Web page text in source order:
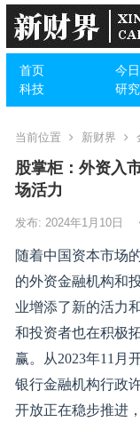
首页 今
科技
研究
当前位置 新财界
股掌柜：外资入
场活力
发布: 2024年1月10日
随着中国资本市场
的外资金融机构和
业增添了新的活力
和投资者也在积极
赢。从2023年11月
银行金融机构行政
开放正在稳步推进